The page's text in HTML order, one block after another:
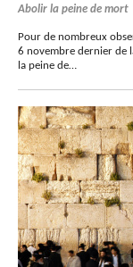
Abolir la peine de mort
Pour de nombreux
6 novembre dernier de
la peine de…